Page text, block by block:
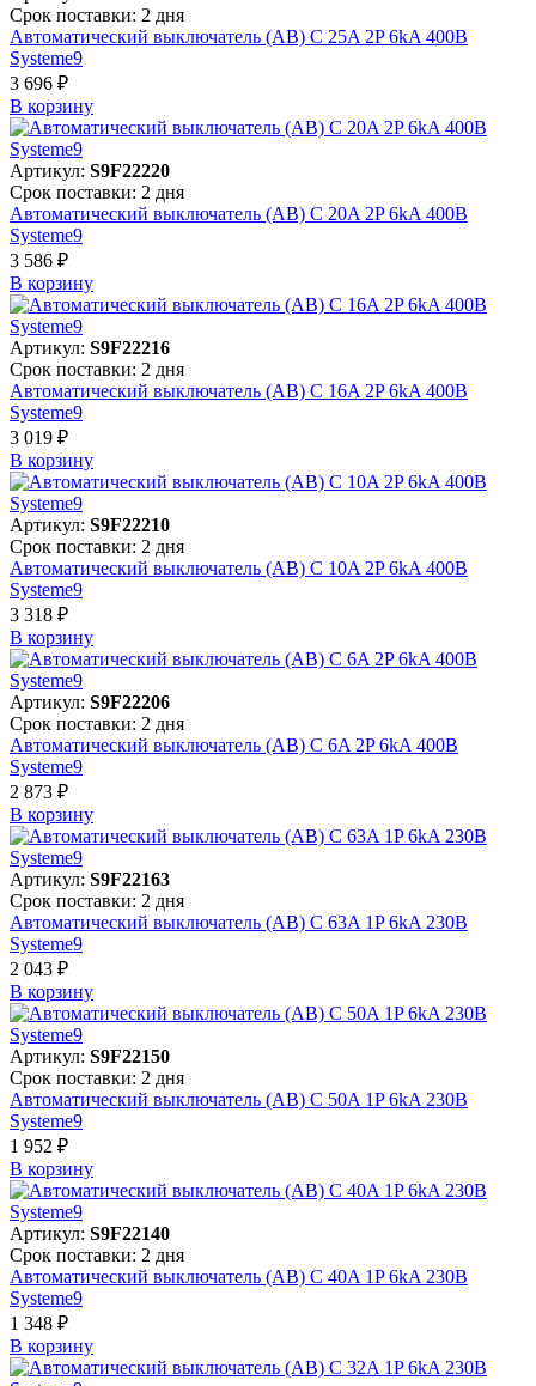
Срок поставки: 2 дня
Автоматический выключатель (АВ) C 25A 2P 6kA 400В
Systeme9
3 696 ₽
В корзинy
Артикул: S9F22220
Срок поставки: 2 дня
Автоматический выключатель (АВ) C 20A 2P 6kA 400В
Systeme9
3 586 ₽
В корзинy
Артикул: S9F22216
Срок поставки: 2 дня
Автоматический выключатель (АВ) C 16A 2P 6kA 400В
Systeme9
3 019 ₽
В корзинy
Артикул: S9F22210
Срок поставки: 2 дня
Автоматический выключатель (АВ) C 10A 2P 6kA 400В
Systeme9
3 318 ₽
В корзинy
Артикул: S9F22206
Срок поставки: 2 дня
Автоматический выключатель (АВ) C 6A 2P 6kA 400В
Systeme9
2 873 ₽
В корзинy
Артикул: S9F22163
Срок поставки: 2 дня
Автоматический выключатель (АВ) C 63A 1P 6kA 230В
Systeme9
2 043 ₽
В корзинy
Артикул: S9F22150
Срок поставки: 2 дня
Автоматический выключатель (АВ) C 50A 1P 6kA 230В
Systeme9
1 952 ₽
В корзинy
Артикул: S9F22140
Срок поставки: 2 дня
Автоматический выключатель (АВ) C 40A 1P 6kA 230В
Systeme9
1 348 ₽
В корзинy